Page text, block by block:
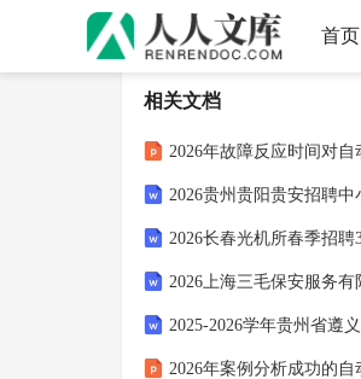
首页
相关文档